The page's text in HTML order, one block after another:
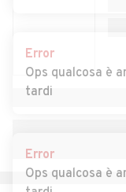
Valle
Auto usate Cugliate-
Auto usate Daverio
Error
Ops qualcosa è
tardi
Error
Ops qualcosa è